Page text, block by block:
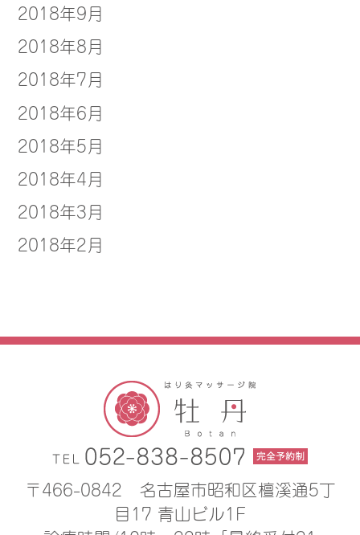
2018年9月
2018年8月
2018年7月
2018年6月
2018年5月
2018年4月
2018年3月
2018年2月
〒466-0842
名古屋市昭和区檀溪通5丁
目17 青山ビル1F